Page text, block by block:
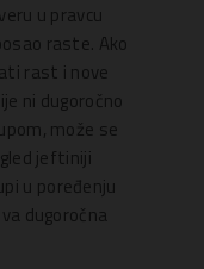
u pravcu
raste. Ako
rast i nove
ni dugoročno
može se
jeftiniji
u poređenju
dugoročna